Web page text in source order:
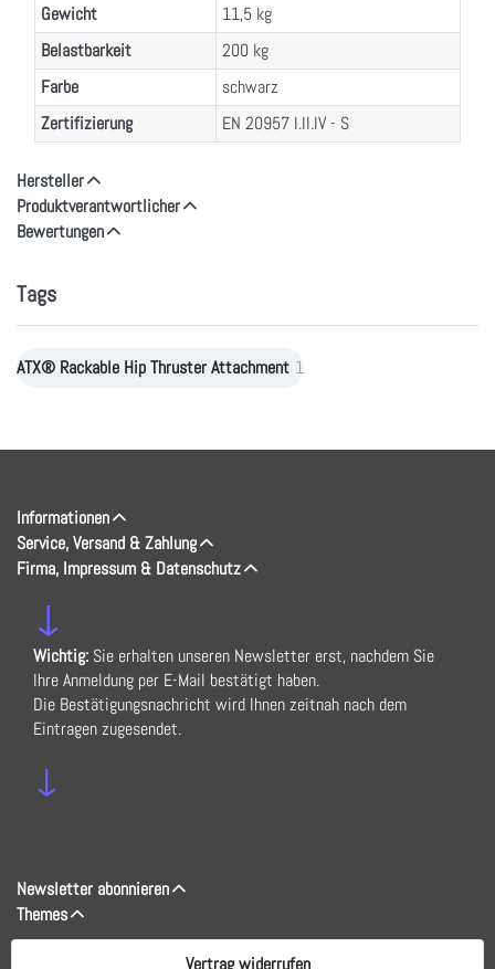
Gewicht
11,5 kg
Belastbarkeit
200 kg
Farbe
schwarz
Zertifizierung
EN 20957 I.II.IV - S
Hersteller
Produktverantwortlicher
Bewertungen
Tags
ATX® Rackable Hip Thruster Attachment 1
Informationen
Service, Versand & Zahlung
Firma, Impressum & Datenschutz
↓
Wichtig: Sie erhalten unseren Newsletter erst, nachdem Sie
Ihre Anmeldung per E-Mail bestätigt haben.
Die Bestätigungsnachricht wird Ihnen zeitnah nach dem
Eintragen zugesendet.
↓
Newsletter abonnieren
Themes
Vertrag widerrufen